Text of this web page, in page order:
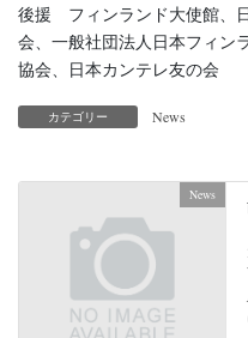
後援 フィンランド大使館、
会、一般社団法人日本フィン
協会、日本カンテレ友の会
カテゴリー News
News